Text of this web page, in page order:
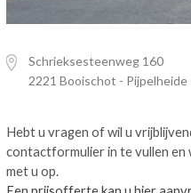
Schrieksesteenweg 160
2221 Booischot - Pijpelheide
Hebt u vragen of wil u
contactformulier in te vullen en
met u op.